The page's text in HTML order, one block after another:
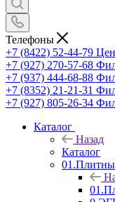
Телефоны
+7 (8422) 52-44-79
+7 (927) 270-57-68
+7 (937) 444-68-88
+7 (8352) 21-21-31
+7 (927) 805-26-34
Каталог
Назад
Каталог